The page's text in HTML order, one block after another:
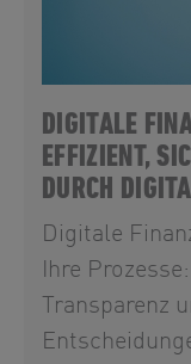
DIGITALE
EFFIZIENT,
DURCH
Digitale
Ihre
Transparenz